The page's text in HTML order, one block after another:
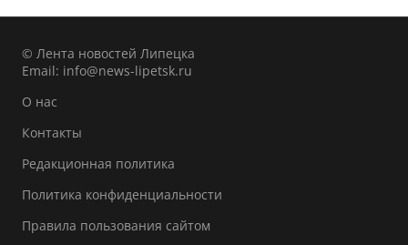
© Лента новостей Липецка
Email: info@news-lipetsk.ru
О нас
Контакты
Редакционная политика
Политика конфиденциальности
Правила пользования сайтом